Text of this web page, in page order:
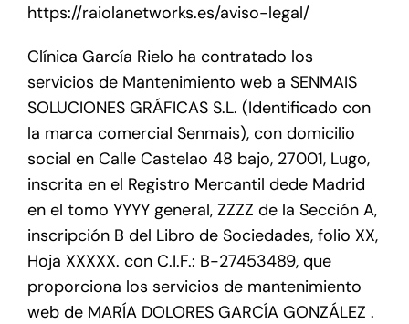
https://raiolanetworks.es/aviso-legal/
Clínica García Rielo ha contratado los
servicios de Mantenimiento web a SENMAIS
SOLUCIONES GRÁFICAS S.L. (Identificado con
la marca comercial Senmais), con domicilio
social en Calle Castelao 48 bajo, 27001, Lugo,
inscrita en el Registro Mercantil dede Madrid
en el tomo YYYY general, ZZZZ de la Sección A,
inscripción B del Libro de Sociedades, folio XX,
Hoja XXXXX. con C.I.F.: B-27453489, que
proporciona los servicios de mantenimiento
web de MARÍA DOLORES GARCÍA GONZÁLEZ .